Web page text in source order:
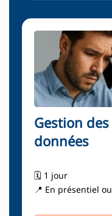
Gestion
données
🗓️ 1 jour
📍 En présentiel